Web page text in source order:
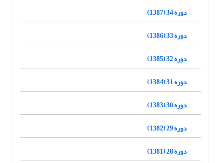
دوره 34 (1387)
دوره 33 (1386)
دوره 32 (1385)
دوره 31 (1384)
دوره 30 (1383)
دوره 29 (1382)
دوره 28 (1381)